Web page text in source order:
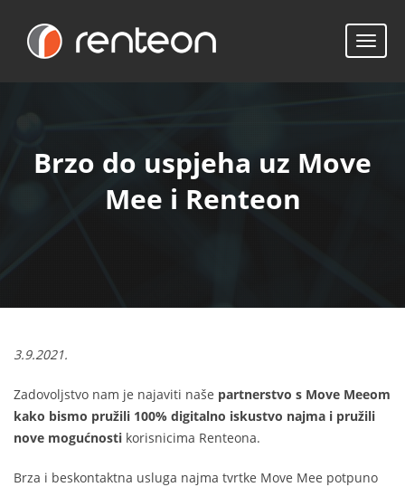
Brzo do uspjeha uz Move
Mee i Renteon
3.9.2021.
Zadovoljstvo nam je najaviti naše partnerstvo s Move Meeom
kako bismo pružili 100% digitalno iskustvo najma i pružili
nove mogućnosti korisnicima Renteona.
Brza i beskontaktna usluga najma tvrtke Move Mee potpuno